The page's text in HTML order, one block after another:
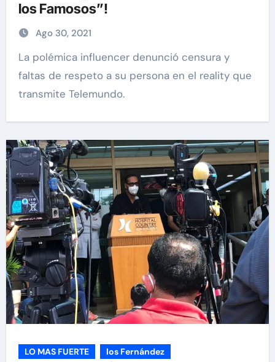
los Famosos”!
Ago 30, 2021
La polémica influencer denunció censura y
faltas de respeto a su persona en el reality que
transmite Telemundo.
LO MAS FUERTE
los Fernández